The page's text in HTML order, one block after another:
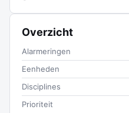
Overzicht
Alarmeringen
Eenheden
Disciplines
Prioriteit